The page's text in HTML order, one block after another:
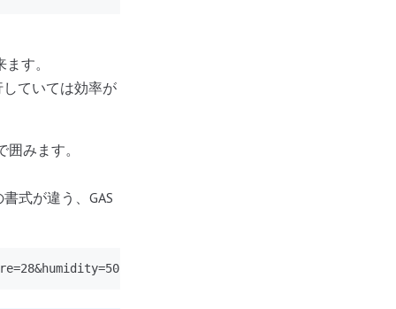
す。
していては効率が
みます。
式が違う、GAS